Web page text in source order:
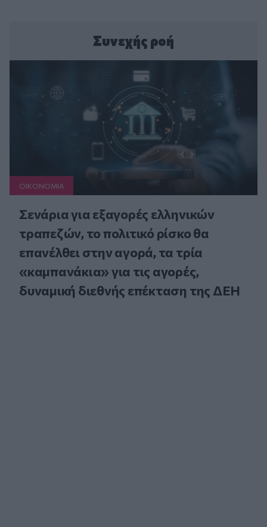
Συνεχής ροή
ΟΙΚΟΝΟΜΙΑ
Σενάρια για εξαγορές ελληνικών
τραπεζών, το πολιτικό ρίσκο θα
επανέλθει στην αγορά, τα τρία
«καμπανάκια» για τις αγορές,
δυναμική διεθνής επέκταση της ΔΕΗ